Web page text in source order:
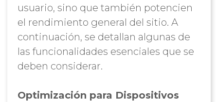
usuario, sino que también potencien
el rendimiento general del sitio. A
continuación, se detallan algunas de
las funcionalidades esenciales que se
deben considerar.
Optimización para Dispositivos